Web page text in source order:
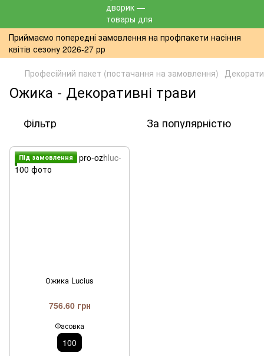
Приймаємо попередні замовлення на профпакети насіння
квітів сезону 2026-27 рр
Професійний пакет (постачання на замовлення)
Ожика - Декоративні трави
Фільтр За популярністю
Пiд замовлення
Ожика Lucius
756.60 грн
Фасовка
100